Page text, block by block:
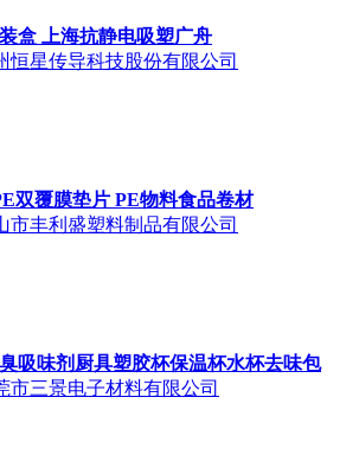
盒 上海抗静电吸塑广舟
恒星传导科技股份有限公司
双覆膜垫片 PE物料食品卷材
市丰利盛塑料制品有限公司
吸味剂厨具塑胶杯保温杯水杯去味包
市三景电子材料有限公司